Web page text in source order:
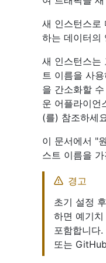
새 인스턴스로
하는 데이터의
새 인스턴스는
트 이름을 사
을 간소화할
운 어플라이언
(를) 참조하세
이 문서에서 "
스트 이름을
경고
초기 설정
하면 예기
포함합니다
또는